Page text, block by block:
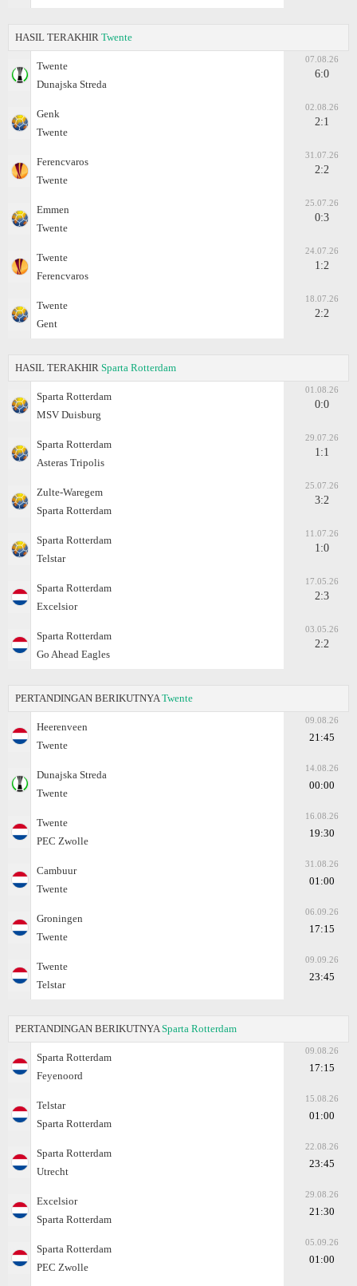
HASIL TERAKHIR Twente
Twente
Dunajska Streda
07.08.26
6:0
Genk
Twente
02.08.26
2:1
Ferencvaros
Twente
31.07.26
2:2
Emmen
Twente
25.07.26
0:3
Twente
Ferencvaros
24.07.26
1:2
Twente
Gent
18.07.26
2:2
HASIL TERAKHIR Sparta Rotterdam
Sparta Rotterdam
MSV Duisburg
01.08.26
0:0
Sparta Rotterdam
Asteras Tripolis
29.07.26
1:1
Zulte-Waregem
Sparta Rotterdam
25.07.26
3:2
Sparta Rotterdam
Telstar
11.07.26
1:0
Sparta Rotterdam
Excelsior
17.05.26
2:3
Sparta Rotterdam
Go Ahead Eagles
03.05.26
2:2
PERTANDINGAN BERIKUTNYA Twente
Heerenveen
Twente
09.08.26
21:45
Dunajska Streda
Twente
14.08.26
00:00
Twente
PEC Zwolle
16.08.26
19:30
Cambuur
Twente
31.08.26
01:00
Groningen
Twente
06.09.26
17:15
Twente
Telstar
09.09.26
23:45
PERTANDINGAN BERIKUTNYA Sparta Rotterdam
Sparta Rotterdam
Feyenoord
09.08.26
17:15
Telstar
Sparta Rotterdam
15.08.26
01:00
Sparta Rotterdam
Utrecht
22.08.26
23:45
Excelsior
Sparta Rotterdam
29.08.26
21:30
Sparta Rotterdam
PEC Zwolle
05.09.26
01:00